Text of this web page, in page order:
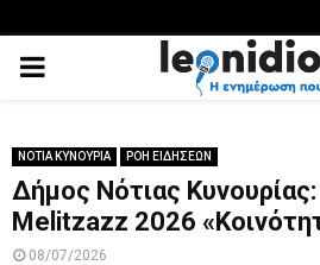
PRIMARY
ΝΟΤΙΑ ΚΥΝΟΥΡΙΑ ΡΟΗ ΕΙΔΗΣΕΩΝ
Δήμος Νότιας Κυνουρίας:
Melitzazz 2026
08/07/2026